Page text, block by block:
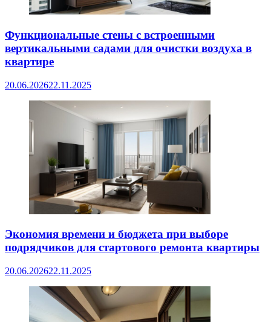
Функциональные стены с встроенными
вертикальными садами для очистки воздуха в
квартире
20.06.202622.11.2025
Экономия времени и бюджета при выборе
подрядчиков для стартового ремонта квартиры
20.06.202622.11.2025